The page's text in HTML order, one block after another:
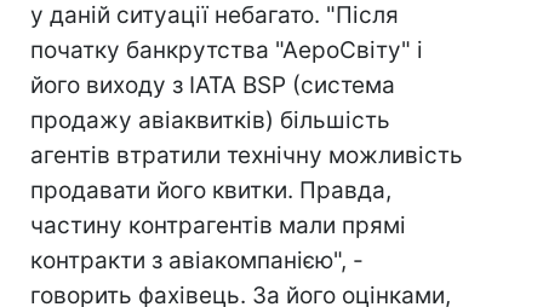
у даній ситуації небагато. "Після
початку банкрутства "АероСвіту" і
його виходу з IATA BSP (система
продажу авіаквитків) більшість
агентів втратили технічну можливість
продавати його квитки. Правда,
частину контрагентів мали прямі
контракти з авіакомпанією", -
говорить фахівець. За його оцінками,